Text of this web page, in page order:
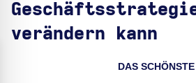
verändern kann
DAS SCHÖNSTE